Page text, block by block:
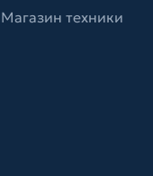
Магазин техники